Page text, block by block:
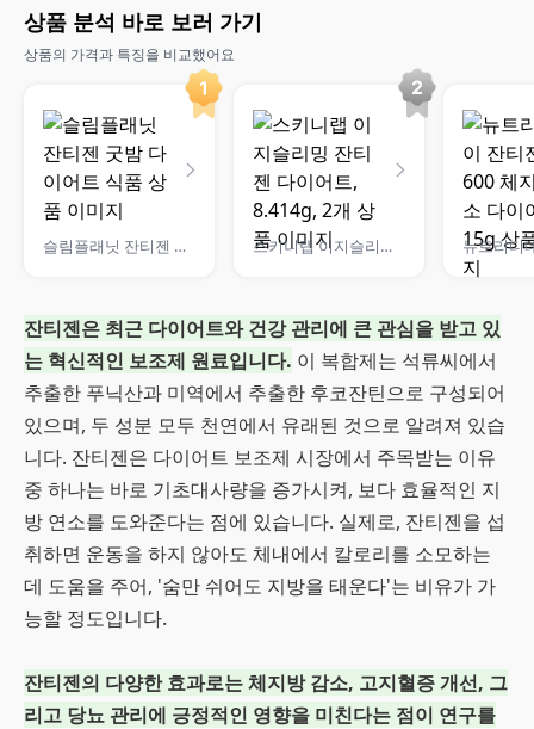
상품 분석 바로 보러 가기
상품의 가격과 특징을 비교했어요
슬림플래닛 잔티젠 굿밤 다이어트 식품 스키니랩 이지슬리밍 잔티젠 다이어트, 8.414g, 2개
잔티젠은 최근 다이어트와 건강 관리에 큰 관심을 받고 있
는 혁신적인 보조제 원료입니다. 이 복합제는 석류씨에서
추출한 푸닉산과 미역에서 추출한 후코잔틴으로 구성되어
있으며, 두 성분 모두 천연에서 유래된 것으로 알려져 있습
니다. 잔티젠은 다이어트 보조제 시장에서 주목받는 이유
중 하나는 바로 기초대사량을 증가시켜, 보다 효율적인 지
방 연소를 도와준다는 점에 있습니다. 실제로, 잔티젠을 섭
취하면 운동을 하지 않아도 체내에서 칼로리를 소모하는
데 도움을 주어, '숨만 쉬어도 지방을 태운다'는 비유가 가
능할 정도입니다.
잔티젠의 다양한 효과로는 체지방 감소, 고지혈증 개선, 그
리고 당뇨 관리에 긍정적인 영향을 미친다는 점이 연구를